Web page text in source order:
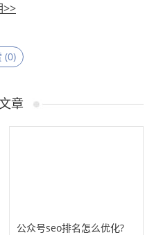
>>
(0)
章
公众号seo排名怎么优化?